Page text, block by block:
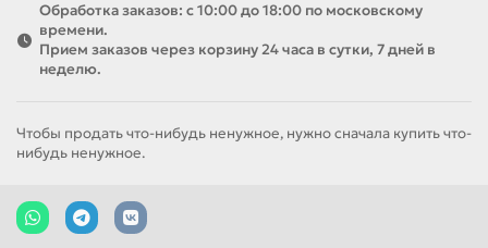
Обработка заказов: с 10:00 до 18:00 по московскому
времени.
Прием заказов через корзину 24 часа в сутки, 7 дней в
неделю.
Чтобы продать что-нибудь ненужное, нужно сначала купить что-
нибудь ненужное.